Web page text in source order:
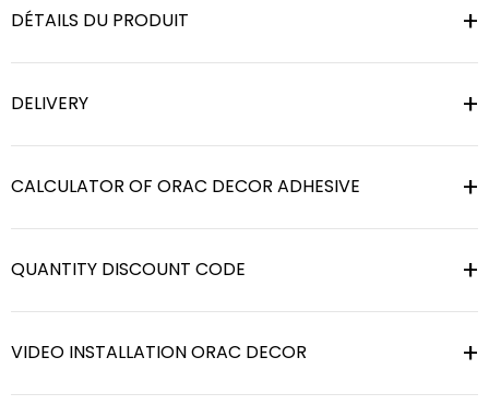
DÉTAILS DU PRODUIT
DELIVERY
CALCULATOR OF ORAC DECOR ADHESIVE
QUANTITY DISCOUNT CODE
VIDEO INSTALLATION ORAC DECOR